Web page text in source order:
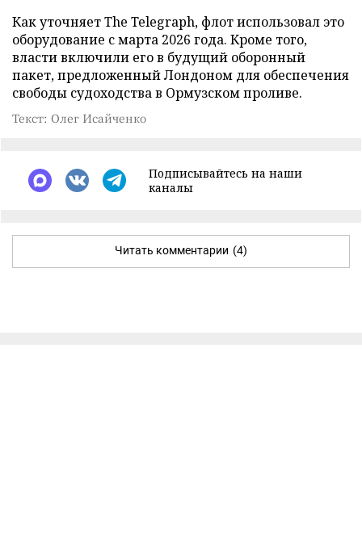
Как уточняет The Telegraph, флот использовал это
оборудование с марта 2026 года. Кроме того,
власти включили его в будущий оборонный
пакет, предложенный Лондоном для обеспечения
свободы судоходства в Ормузском проливе.
Текст: Олег Исайченко
Подписывайтесь на наши
каналы
Читать комментарии (4)